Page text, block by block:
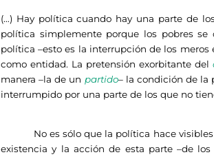
(…) Hay política cuando hay una parte de
política simplemente porque los pobres
política –esto es la interrupción de los
como entidad. La pretensión exorbitante del
manera –la de un partido– la condición de la
interrumpido por una parte de los que no
No es sólo que la política hace visibles a
existencia y la acción de esta parte –de